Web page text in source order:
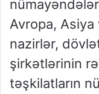
Avropa,
nazirlər,
şirkətlərinin
təşkilatların